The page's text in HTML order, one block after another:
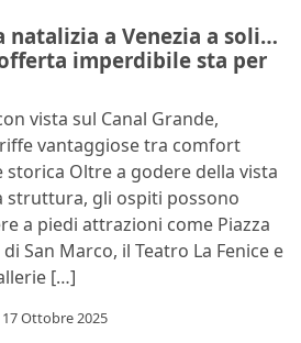
natalizia a Venezia a soli…
imperdibile sta per
vista sul Canal Grande,
vantaggiose tra comfort
Oltre a godere della vista
struttura, gli ospiti possono
a piedi attrazioni come Piazza
San Marco, il Teatro La Fenice e
[…]
17 Ottobre 2025